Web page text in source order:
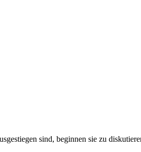
sind, beginnen sie zu